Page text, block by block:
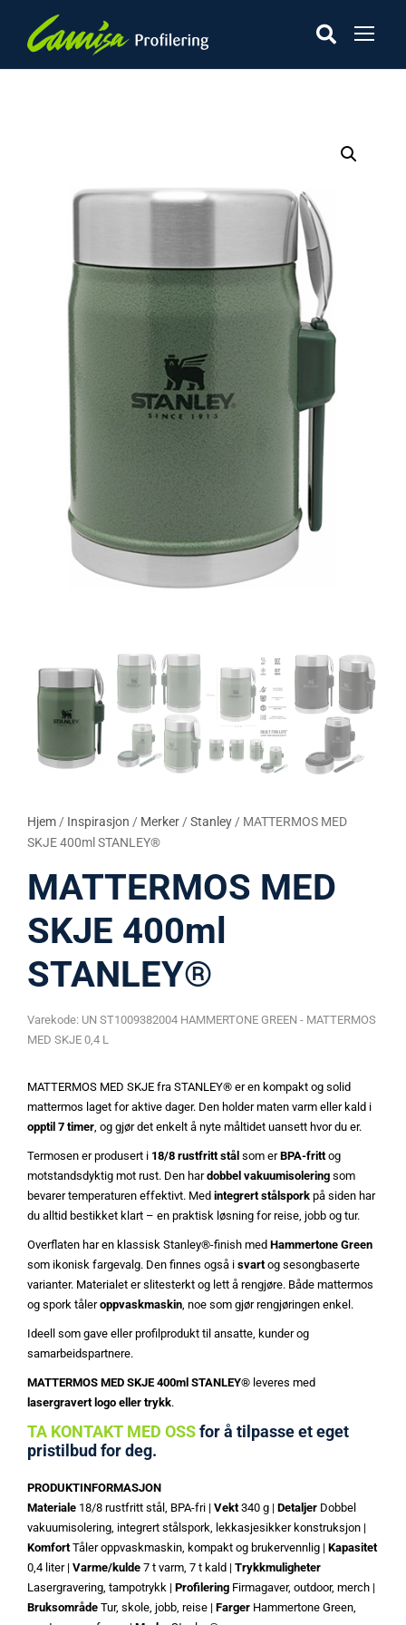
Hjem / Inspirasjon / Merker /Stanley / MATTERMOS MED
SKJE 400ml STANLEY®
MATTERMOS MED
SKJE 400ml
STANLEY®
Varekode: UN ST1009382004 HAMMERTONE GREEN - MATTERMOS
MED SKJE 0,4 L
MATTERMOS MED SKJE fra STANLEY® er en kompakt og solid
mattermos laget for aktive dager. Den holder maten varm eller kald i
opptil 7 timer, og gjør det enkelt å nyte måltidet uansett hvor du er.
Termosen er produsert i 18/8 rustfritt stål som erBPA-frittog
motstandsdyktig mot rust. Den hardobbel vakuumisolering som
bevarer temperaturen effektivt. Med integrert stålspork på siden har
du alltid bestikket klart – en praktisk løsning for reise, jobb og tur.
Overflaten har en klassisk Stanley®-finish med Hammertone Green
som ikonisk fargevalg. Den finnes også i svartog sesongbaserte
varianter. Materialet er slitesterkt og lett å rengjøre. Både mattermos
og spork tåleroppvaskmaskin, noe som gjør rengjøringen enkel.
Ideell som gave eller profilprodukt til ansatte, kunder og
samarbeidspartnere.
MATTERMOS MED SKJE 400ml STANLEY® leveres med
lasergravert logo eller trykk.
TA KONTAKT MED OSSfor å tilpasse et eget
pristilbud for deg.
PRODUKTINFORMASJON
Materiale 18/8 rustfritt stål, BPA-fri | Vekt340 g | Detaljer Dobbel
vakuumisolering, integrert stålspork, lekkasjesikker konstruksjon |
KomfortTåler oppvaskmaskin, kompakt og brukervennlig | Kapasitet
0,4 liter | Varme/kulde 7 t varm, 7 t kald | Trykkmuligheter
Lasergravering, tampotrykk | Profilering Firmagaver, outdoor, merch |
Bruksområde Tur, skole, jobb, reise | Farger Hammertone Green,